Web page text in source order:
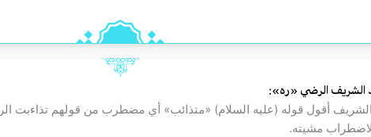
الشريف الرضي «ره»:
أقول قوله (علیه السلام) «متذائب» أي مضطرب من قولهم تذاءبت
لاضطراب مشيته.